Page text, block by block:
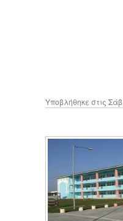
Υποβλήθηκε στις